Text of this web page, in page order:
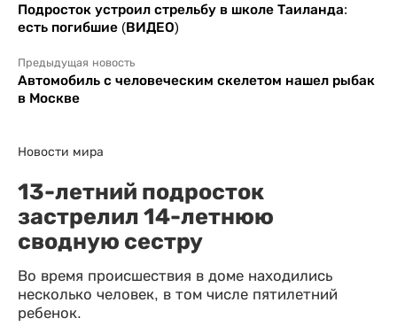
Подросток устроил стрельбу в школе Таиланда:
есть погибшие (ВИДЕО)
Предыдущая новость
Автомобиль с человеческим скелетом нашел рыбак
в Москве
Новости мира
13-летний подросток
застрелил 14-летнюю
сводную сестру
Во время происшествия в доме находились
несколько человек, в том числе пятилетний
ребенок.